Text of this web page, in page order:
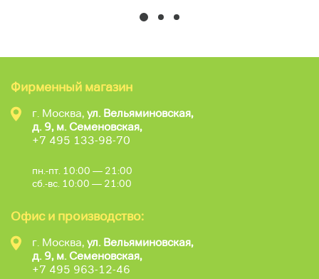
Фирменный магазин
г. Москва, ул. Вельяминовская,
д. 9, м. Семеновская,
+7 495 133-98-70
пн.-пт. 10:00 — 21:00
сб.-вс. 10:00 — 21:00
Офис и производство:
г. Москва, ул. Вельяминовская,
д. 9, м. Семеновская,
+7 495 963-12-46